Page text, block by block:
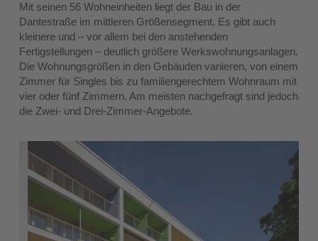
Mit seinen 56 Wohneinheiten liegt der Bau in der
Dantestraße im mittleren Größensegment. Es gibt auch
kleinere und – vor allem bei den anstehenden
Fertigstellungen – deutlich größere Werkswohnungsanlagen.
Die Wohnungsgrößen in den Gebäuden variieren, von einem
Zimmer für Singles bis zu familiengerechtem Wohnraum mit
vier oder fünf Zimmern. Am meisten nachgefragt sind jedoch
die Zwei- und Drei-Zimmer-Angebote.